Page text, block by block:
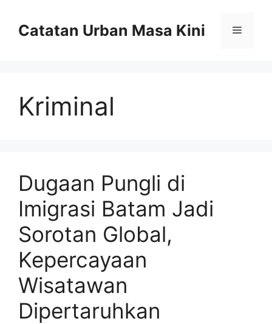
contentCatatan Urban Masa Kini Menu
Kriminal
Dugaan Pungli di
Imigrasi Batam Jadi
Sorotan Global,
Kepercayaan
Wisatawan
Dipertaruhkan